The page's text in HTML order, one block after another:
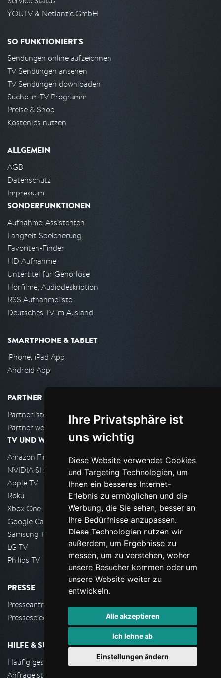
Ihre Privatsphäre ist
uns wichtig
Diese Website verwendet Cookies
und Targeting Technologien, um
Ihnen ein besseres Internet-
Erlebnis zu ermöglichen und die
Werbung, die Sie sehen, besser an
Ihre Bedürfnisse anzupassen.
Diese Technologien nutzen wir
außerdem, um Ergebnisse zu
messen, um zu verstehen, woher
unsere Besucher kommen oder um
unsere Website weiter zu
entwickeln.
Alle akzeptieren
Ich lehne ab
Einstellungen ändern
YOUTV & Netlantic GmbH
SO FUNKTIONIERT'S
Sendungen online aufzeichnen
TV Sendungen ansehen
TV Sendungen downloaden
Suche im TV Programm
Preise & Shop
Kostenlos nutzen
ALLGEMEIN
AGB
Datenschutz
Impressum
SONDERFUNKTIONEN
Aufnahme-Assistenten
Langzeit-Speicherung
Favoriten-Finder
HD Aufnahme
Untertitel für Gehörlose
Hörfilme, Audiodeskription
RSS Aufnahmeliste
Deutsches TV im Ausland
SMARTPHONE & TABLET
iPhone, iPad App
Android App
PARTNER
Partnerliste
Partner werden
TV UND WOHNZIMMER
Amazon FireTV
NVIDIA SHIELD, Google TV
Apple TV
Roku
Xbox One
Google Cast
Samsung TV
LG TV
Philips TV
PRESSE
Presseanfrage stellen
Pressespiegel
HILFE & SUPPORT
Häufig gestellte Fragen
Anfrage stellen